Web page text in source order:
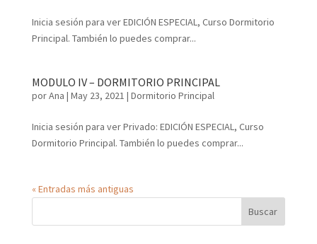
Inicia sesión para ver EDICIÓN ESPECIAL, Curso Dormitorio
Principal. También lo puedes comprar...
MODULO IV – DORMITORIO PRINCIPAL
porAna | May 23, 2021 | Dormitorio Principal
Inicia sesión para ver Privado: EDICIÓN ESPECIAL, Curso
Dormitorio Principal. También lo puedes comprar...
« Entradas más antiguas